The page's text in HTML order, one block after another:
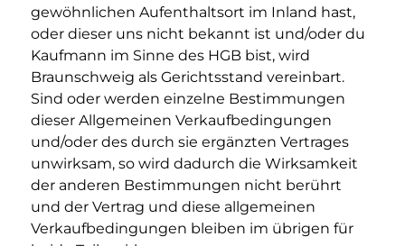
gewöhnlichen Aufenthaltsort im Inland hast,
oder dieser uns nicht bekannt ist und/oder du
Kaufmann im Sinne des HGB bist, wird
Braunschweig als Gerichtsstand vereinbart.
Sind oder werden einzelne Bestimmungen
dieser Allgemeinen Verkaufbedingungen
und/oder des durch sie ergänzten Vertrages
unwirksam, so wird dadurch die Wirksamkeit
der anderen Bestimmungen nicht berührt
und der Vertrag und diese allgemeinen
Verkaufbedingungen bleiben im übrigen für